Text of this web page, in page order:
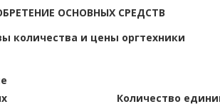
ОСНОВНЫХ СРЕДСТВ
количества и цены оргтехники
Количество